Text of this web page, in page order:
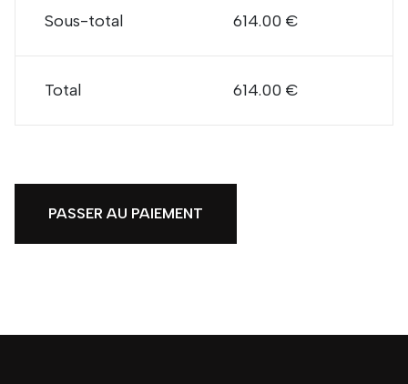
Sous-total 614.00 €
Total 614.00 €
PASSER AU PAIEMENT